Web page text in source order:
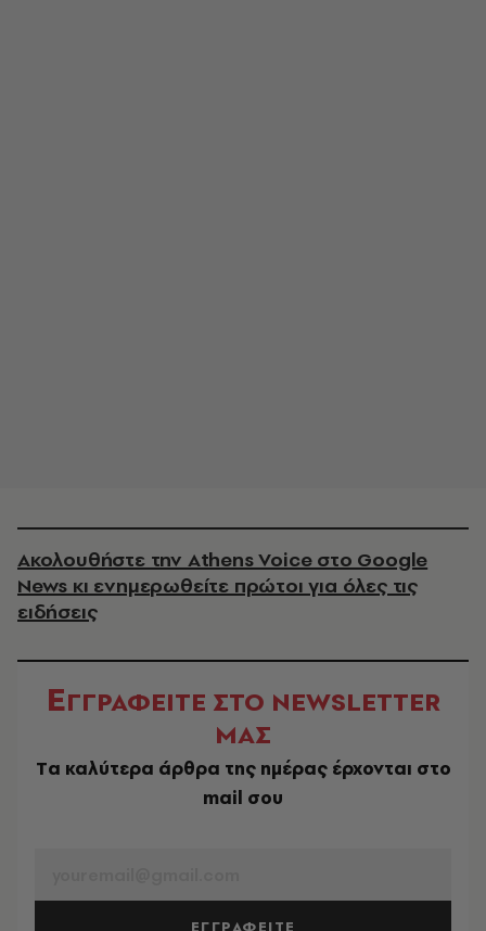
Ακολουθήστε την Athens Voice στο Google
News κι ενημερωθείτε πρώτοι για όλες τις
ειδήσεις
ΕΓΓΡΑΦΕΙΤΕ ΣΤΟ NEWSLETTER
ΜΑΣ
Tα καλύτερα άρθρα της ημέρας έρχονται στο
mail σου
ΕΓΓΡΑΦΕΙΤΕ